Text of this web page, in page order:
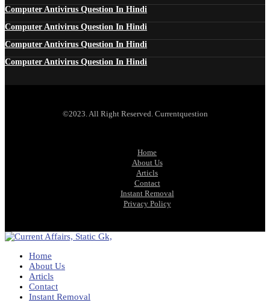
Computer Antivirus Question In Hindi
Computer Antivirus Question In Hindi
Computer Antivirus Question In Hindi
Computer Antivirus Question In Hindi
©2023. All Right Reserved. Currentquestion
Home
About Us
Articls
Contact
Instant Removal
Privacy Policy
Home
About Us
Articls
Contact
Instant Removal